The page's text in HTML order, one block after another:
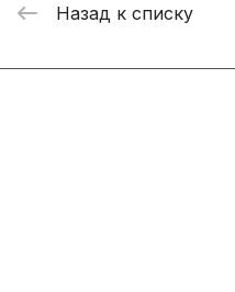
Назад к списку